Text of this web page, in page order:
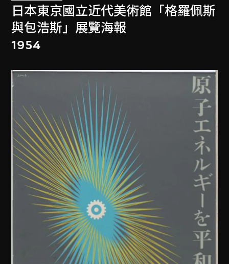
日本東京國立近代美術館「格羅佩斯
與包浩斯」展覽海報
1954